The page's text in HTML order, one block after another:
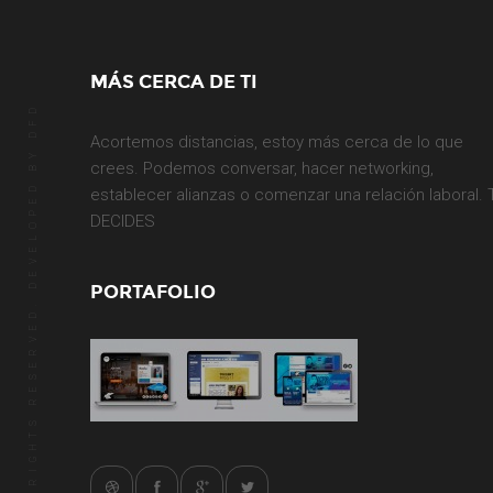
MÁS CERCA DE TI
Acortemos distancias, estoy más cerca de lo que
crees. Podemos conversar, hacer networking,
establecer alianzas o comenzar una relación laboral.
DECIDES
PORTAFOLIO